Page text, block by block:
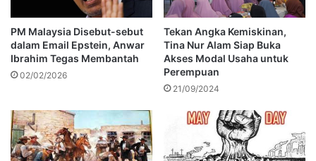
PM Malaysia Disebut-sebut
dalam Email Epstein, Anwar
Ibrahim Tegas Membantah
02/02/2026
Tekan Angka Kemiskinan,
Tina Nur Alam Siap Buka
Akses Modal Usaha untuk
Perempuan
21/09/2024